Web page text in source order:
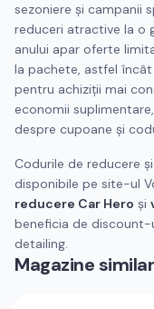
sezoniere și campanii
reduceri atractive la o
anului apar oferte
la pachete, astfel
pentru achiziții mai
economii
despre cupoane și
Codurile de reducere
disponibile pe site-ul
reducere Car Hero și
beneficia de discount-
detailing.
Magazine